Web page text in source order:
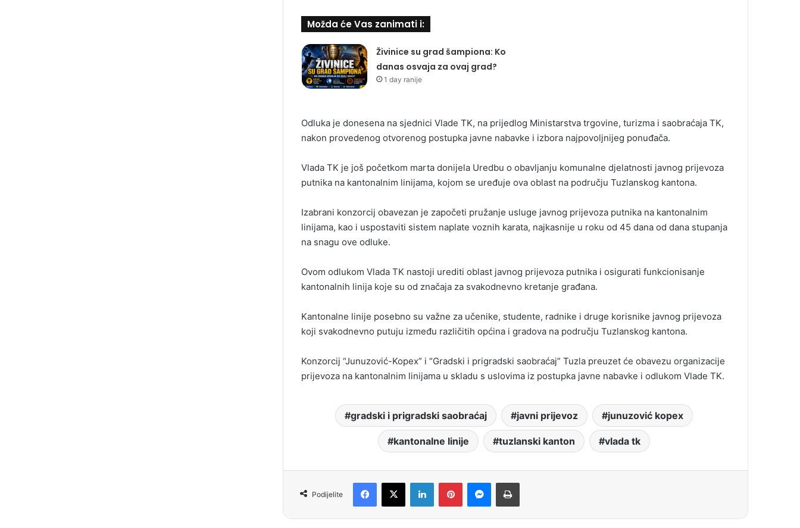
Možda će Vas zanimati i:
Živinice su grad šampiona: Ko
danas osvaja za ovaj grad?
1 day ranije
Odluka je donesena na sjednici Vlade TK, na prijedlog Ministarstva trgovine, turizma i saobraćaja TK,
nakon provedenog otvorenog postupka javne nabavke i izbora najpovoljnijeg ponuđača.
Vlada TK je još početkom marta donijela Uredbu o obavljanju komunalne djelatnosti javnog prijevoza
putnika na kantonalnim linijama, kojom se uređuje ova oblast na području Tuzlanskog kantona.
Izabrani konzorcij obavezan je započeti pružanje usluge javnog prijevoza putnika na kantonalnim
linijama, kao i uspostaviti sistem naplate voznih karata, najkasnije u roku od 45 dana od dana stupanja
na snagu ove odluke.
Ovom odlukom Vlada TK nastoji urediti oblast javnog prijevoza putnika i osigurati funkcionisanje
kantonalnih linija koje su od značaja za svakodnevno kretanje građana.
Kantonalne linije posebno su važne za učenike, studente, radnike i druge korisnike javnog prijevoza
koji svakodnevno putuju između različitih općina i gradova na području Tuzlanskog kantona.
Konzorcij “Junuzović-Kopex” i “Gradski i prigradski saobraćaj” Tuzla preuzet će obavezu organizacije
prijevoza na kantonalnim linijama u skladu s uslovima iz postupka javne nabavke i odlukom Vlade TK.
gradski i prigradski saobraćaj javni prijevoz junuzović kopex
kantonalne linije tuzlanski kanton vlada tk
Podijelite